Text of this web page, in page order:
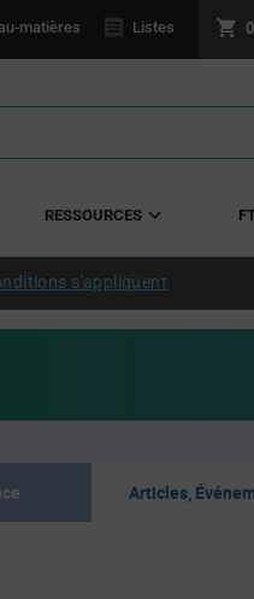
matières Listes 0
RESSOURCES
s'appliquent
Articles,